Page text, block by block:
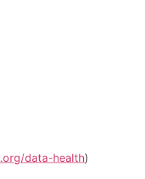
data-health)